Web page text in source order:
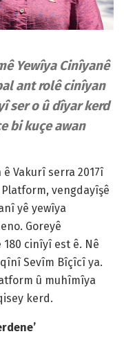
Yewîya Cinîyanê
ant rolê cinîyan
ser o û dîyar kerd
bi kuçe awan
Vakurî serra 2017î
vengdayîşê
yê yewîya
Goreyê
cinîyî est ê. Nê
Sevîm Bîçîcî ya.
û muhîmîya
kerd.